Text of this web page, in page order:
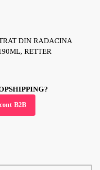
DIN RADACINA
RETTER
B2B